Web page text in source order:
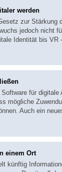
werden
zur Stärkung
jedoch nicht
Identität bis
für
mögliche
Auch ein
einem Ort
künftig